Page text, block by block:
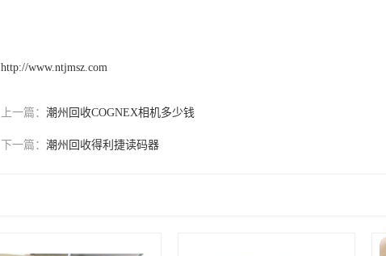
http://www.ntjmsz.com
上一篇： 潮州回收COGNEX相机多少钱
下一篇： 潮州回收得利捷读码器